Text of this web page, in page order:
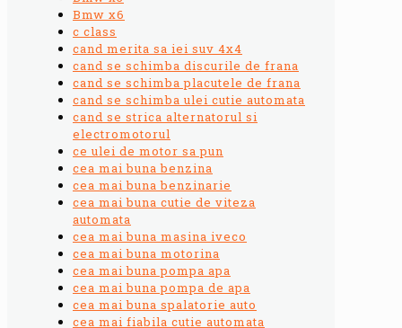
Bmw x6
c class
cand merita sa iei suv 4x4
cand se schimba discurile de frana
cand se schimba placutele de frana
cand se schimba ulei cutie automata
cand se strica alternatorul si
electromotorul
ce ulei de motor sa pun
cea mai buna benzina
cea mai buna benzinarie
cea mai buna cutie de viteza
automata
cea mai buna masina iveco
cea mai buna motorina
cea mai buna pompa apa
cea mai buna pompa de apa
cea mai buna spalatorie auto
cea mai fiabila cutie automata